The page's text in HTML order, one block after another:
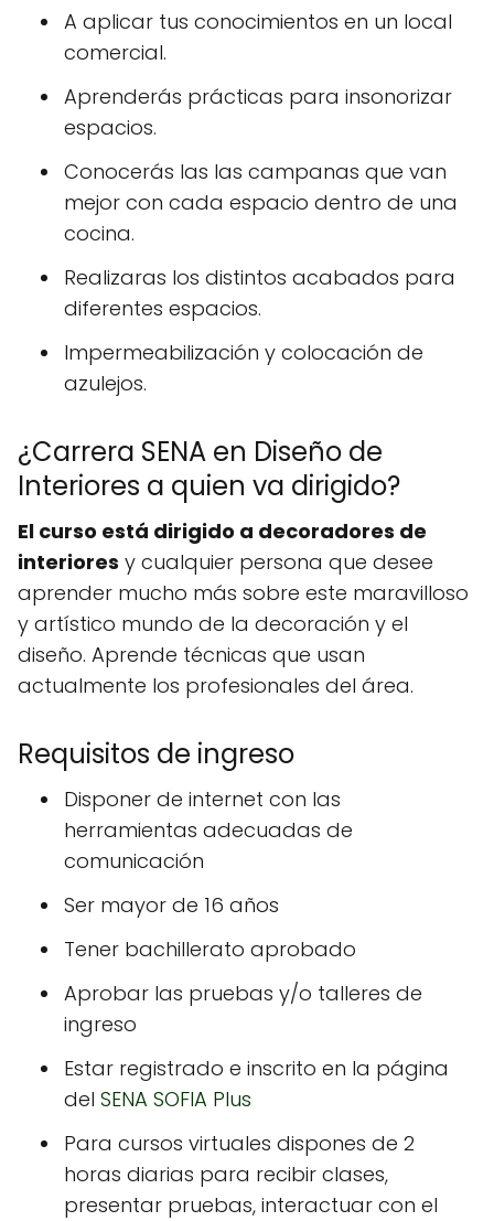
A aplicar tus conocimientos en un local
comercial.
Aprenderás prácticas para insonorizar
espacios.
Conocerás las las campanas que van
mejor con cada espacio dentro de una
cocina.
Realizaras los distintos acabados para
diferentes espacios.
Impermeabilización y colocación de
azulejos.
¿Carrera SENA en Diseño de
Interiores a quien va dirigido?
El curso está dirigido a decoradores de
interiores y cualquier persona que desee
aprender mucho más sobre este maravilloso
y artístico mundo de la decoración y el
diseño. Aprende técnicas que usan
actualmente los profesionales del área.
Requisitos de ingreso
Disponer de internet con las
herramientas adecuadas de
comunicación
Ser mayor de 16 años
Tener bachillerato aprobado
Aprobar las pruebas y/o talleres de
ingreso
Estar registrado e inscrito en la página
del SENA SOFIA Plus
Para cursos virtuales dispones de 2
horas diarias para recibir clases,
presentar pruebas, interactuar con el